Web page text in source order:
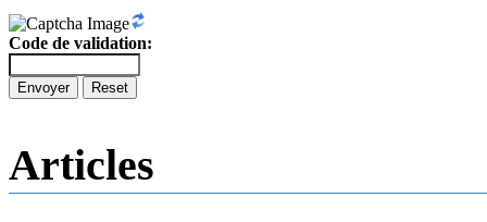
Code de validation:
Envoyer Reset
Articles